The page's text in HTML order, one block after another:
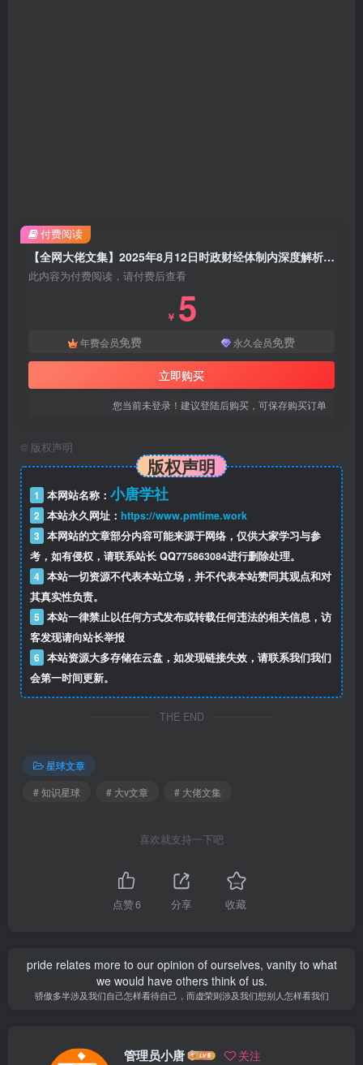
【全网大佬文集】2025年8月12日时政财经体制内深度解析 普通人逆袭指南（附付费更新资源）
此内容为付费阅读，请付费后查看
￥ 5
年费会员免费 永久会员免费
立即购买
您当前未登录！建议登陆后购买，可保存购买订单
付费阅读
© 版权声明
版权声明
1 本网站名称： 小唐学社
2 本站永久网址： https://www.pmtime.work
3 本网站的文章部分内容可能来源于网络，仅供大家学习与参
考，如有侵权，请联系站长 QQ775863084进行删除处理。
4 本站一切资源不代表本站立场，并不代表本站赞同其观点和对
其真实性负责。
5 本站一律禁止以任何方式发布或转载任何违法的相关信息，访
客发现请向站长举报
6 本站资源大多存储在云盘，如发现链接失效，请联系我们我们
会第一时间更新。
THE END
星球文章
# 知识星球
# 大v文章 # 大佬文集
喜欢就支持一下吧
点赞6 分享 收藏
pride relates more to our opinion of ourselves, vanity to what
we would have others think of us.
骄傲多半涉及我们自己怎样看待自己，而虚荣则涉及我们想别人怎样看我们
管理员小唐 关注